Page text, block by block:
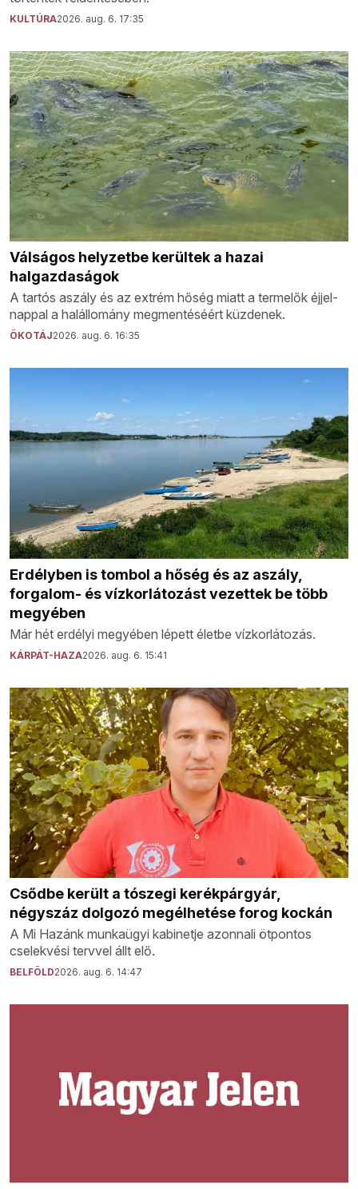
KULTÚRA2026. aug. 6. 17:35
Válságos helyzetbe kerültek a hazai
halgazdaságok
A tartós aszály és az extrém hőség miatt a termelők éjjel-
nappal a halállomány megmentéséért küzdenek.
ÖKOTÁJ2026. aug. 6. 16:35
Erdélyben is tombol a hőség és az aszály,
forgalom- és vízkorlátozást vezettek be több
megyében
Már hét erdélyi megyében lépett életbe vízkorlátozás.
KÁRPÁT-HAZA2026. aug. 6. 15:41
Csődbe került a tószegi kerékpárgyár,
négyszáz dolgozó megélhetése forog kockán
A Mi Hazánk munkaügyi kabinetje azonnali ötpontos
cselekvési tervvel állt elő.
BELFÖLD2026. aug. 6. 14:47